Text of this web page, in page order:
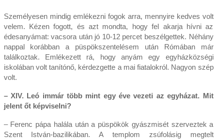
Személyesen mindig emlékezni fogok arra, mennyire kedves volt
velem. Kézen fogott, és azt mondta, hogy fel akarja hívni az
édesanyámat: vacsora után jó 10-12 percet beszélgettek. Néhány
nappal korábban a püspökszentelésem után Rómában már
találkoztak. Emlékezett rá, hogy anyám egy egyházközségi
iskolában volt tanítónő, kérdezgette a mai fiatalokról. Nagyon szép
volt.
– XIV. Leó immár több mint egy éve vezeti az egyházat. Mit
jelent őt képviselni?
– Ferenc pápa halála után a püspökök gyászmisét szerveztek a
Szent István-bazilikában. A templom zsúfolásig megtelt